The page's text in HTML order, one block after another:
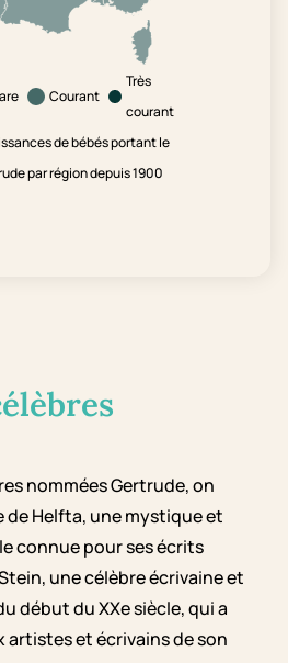
Courant
Très
courant
de bébés portant le
par région depuis 1900
nommées Gertrude, on
Helfta, une mystique et
connue pour ses écrits
une célèbre écrivaine et
début du XXe siècle, qui a
et écrivains de son